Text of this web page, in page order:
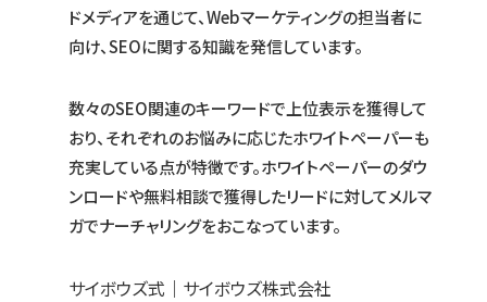
ドメディアを通じて、Webマーケティングの担当者に
向け、SEOに関する知識を発信しています。
数々のSEO関連のキーワードで上位表示を獲得して
おり、それぞれのお悩みに応じたホワイトペーパーも
充実している点が特徴です。ホワイトペーパーのダウ
ンロードや無料相談で獲得したリードに対してメルマ
ガでナーチャリングをおこなっています。
サイボウズ式｜サイボウズ株式会社